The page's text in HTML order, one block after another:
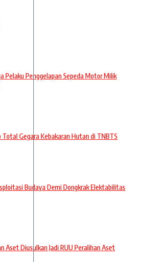
Pelaku Penggelapan Sepeda Motor Milik
Gegara Kebakaran Hutan di TNBTS
Budaya Demi Dongkrak Elektabilitas
Aset Diusulkan Jadi RUU Peralihan Aset